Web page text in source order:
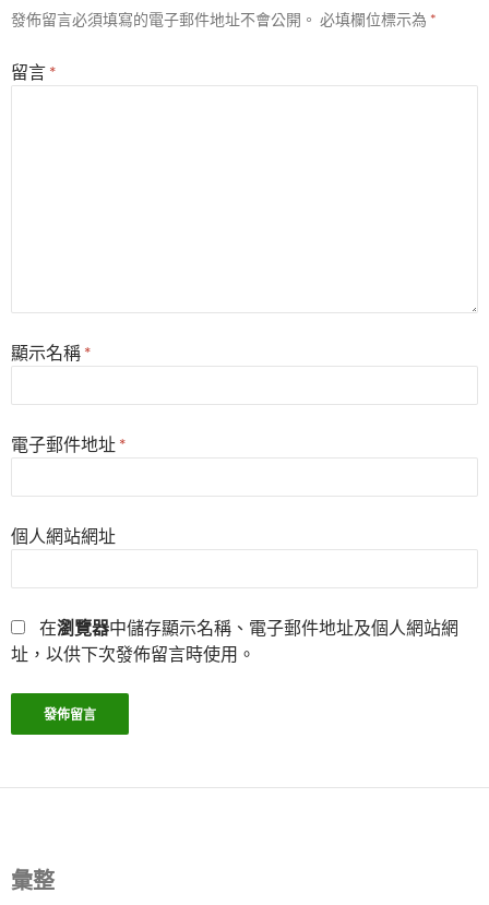
發佈留言必須填寫的電子郵件地址不會公開。 必填欄位標示為 *
留言 *
顯示名稱 *
電子郵件地址 *
個人網站網址
在瀏覽器中儲存顯示名稱、電子郵件地址及個人網站網
址，以供下次發佈留言時使用。
彙整